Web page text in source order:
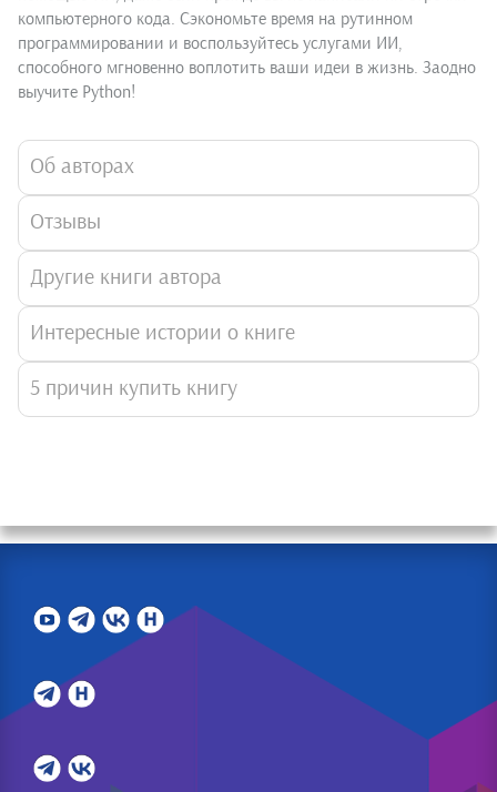
компьютерного кода. Сэкономьте время на рутинном
программировании и воспользуйтесь услугами ИИ,
способного мгновенно воплотить ваши идеи в жизнь. Заодно
выучите Python!
Об авторах
Отзывы
Другие книги автора
Интересные истории о книге
5 причин купить книгу